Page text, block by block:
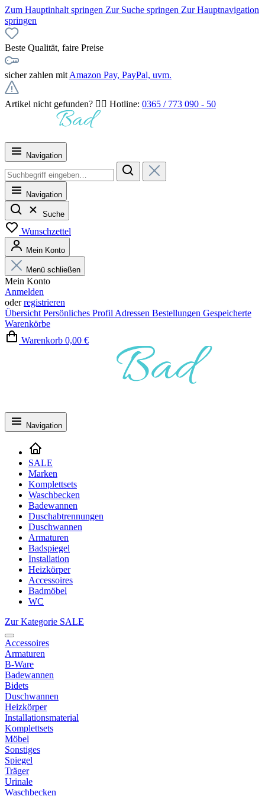
Zum Hauptinhalt springen Zur Suche springen Zur Hauptnavigation
springen
Beste Qualität, faire Preise
sicher zahlen mit Amazon Pay, PayPal, uvm.
Artikel nicht gefunden? 👉🏻 Hotline: 0365 / 773 090 - 50
Navigation
Navigation
Suche
Wunschzettel
Mein Konto
Menü schließen
Mein Konto
Anmelden
oderregistrieren
Übersicht Persönliches Profil Adressen Bestellungen Gespeicherte
Warenkörbe
Warenkorb 0,00 €
Navigation
SALE
Marken
Komplettsets
Waschbecken
Badewannen
Duschabtrennungen
Duschwannen
Armaturen
Badspiegel
Installation
Heizkörper
Accessoires
Badmöbel
WC
Zur Kategorie SALE
Accessoires
Armaturen
B-Ware
Badewannen
Bidets
Duschwannen
Heizkörper
Installationsmaterial
Komplettsets
Möbel
Sonstiges
Spiegel
Träger
Urinale
Waschbecken